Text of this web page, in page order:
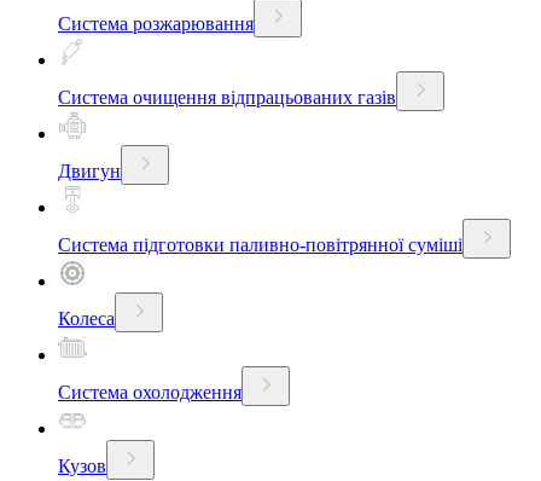
Система розжарювання
Система очищення відпрацьованих газів
Двигун
Система підготовки паливно-повітрянної суміші
Колеса
Система охолодження
Кузов